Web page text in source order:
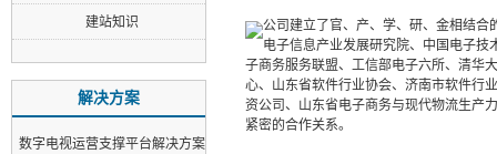
公司建立了官、产、学、研、金相结合
电子信息产业发展研究院、中国电子技
子商务服务联盟、工信部电子六所、清华
心、山东省软件行业协会、济南市软件行
资公司、山东省电子商务与现代物流生产
紧密的合作关系。
建站知识
解决方案
数字电视运营支撑平台解决方案